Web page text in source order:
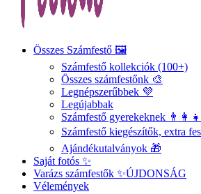
Összes Számfestő 🖼️
Számfestő kollekciók (100+)
Összes számfestőnk 🎨
Legnépszerűbbek 💜
Legújabbak
Számfestő gyerekeknek
Számfestő kiegészítők, extra
Ajándékutalványok 🎁
Saját fotós ✨
Varázs számfestők ✨ÚJDONSÁG
Vélemények